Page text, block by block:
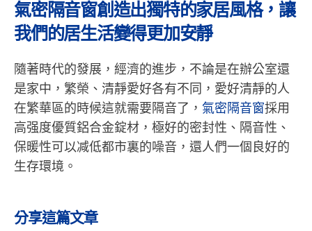
氣密隔音窗創造出獨特的家居風格，讓
我們的居生活變得更加安靜
隨著時代的發展，經濟的進步，不論是在辦公室還
是家中，繁榮、清靜愛好各有不同，愛好清靜的人
在繁華區的時候這就需要隔音了， 氣密隔音窗採用
高强度優質鋁合金錠材，極好的密封性、隔音性、
保暖性可以减低都市裏的噪音，還人們一個良好的
生存環境。
分享這篇文章